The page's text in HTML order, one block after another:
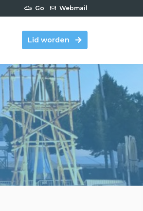
Go Webmail
Lid worden